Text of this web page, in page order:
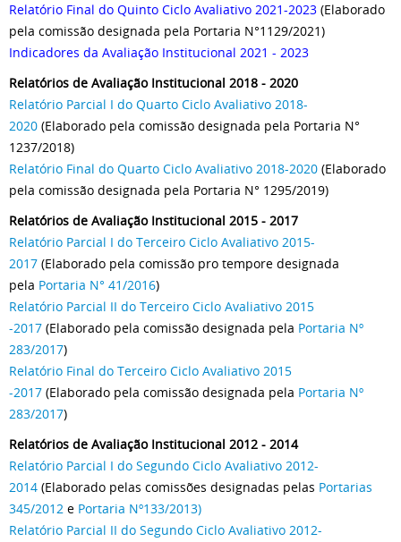
Relatório Final do Quinto Ciclo Avaliativo 2021-2023 (Elaborado
pela comissão designada pela Portaria N°1129/2021)
Indicadores da Avaliação Institucional 2021 - 2023
Relatórios de Avaliação Institucional 2018 - 2020
Relatório Parcial I do Quarto Ciclo Avaliativo 2018-
2020 (Elaborado pela comissão designada pela Portaria N°
1237/2018)
Relatório Final do Quarto Ciclo Avaliativo 2018-2020 (Elaborado
pela comissão designada pela Portaria N° 1295/2019)
Relatórios de Avaliação Institucional 2015 - 2017
Relatório Parcial I do Terceiro Ciclo Avaliativo 2015-
2017 (Elaborado pela comissão pro tempore designada
pela Portaria N° 41/2016)
Relatório Parcial II do Terceiro Ciclo Avaliativo 2015
-2017 (Elaborado pela comissão designada pela Portaria Nº
283/2017)
Relatório Final do Terceiro Ciclo Avaliativo 2015
-2017 (Elaborado pela comissão designada pela Portaria Nº
283/2017)
Relatórios de Avaliação Institucional 2012 - 2014
Relatório Parcial I do Segundo Ciclo Avaliativo 2012-
2014 (Elaborado pelas comissões designadas pelas Portarias
345/2012 e Portaria Nº133/2013)
Relatório Parcial II do Segundo Ciclo Avaliativo 2012-